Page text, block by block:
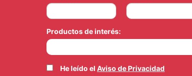
Productos de interés:
He leído el Aviso de Privacidad